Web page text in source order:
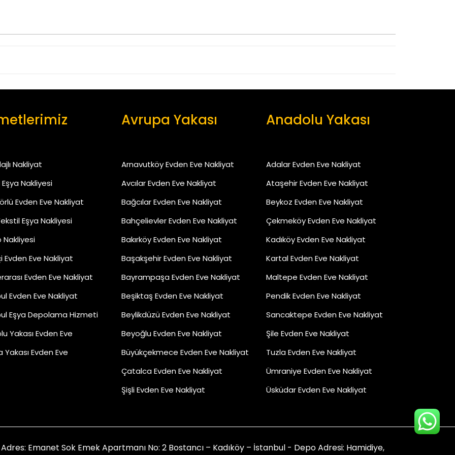
Nakliyat
Nakliyesi
Evden Eve Nakliyat
Eşya Nakliyesi
Nakliyesi
Evden Eve Nakliyat
Evden Eve Nakliyat
Evden Eve Nakliyat
Eşya Depolama Hizmeti
Yakası Evden Eve
Yakası Evden Eve
Avrupa Yakası
Arnavutköy Evden Eve Nakliyat
Avcılar Evden Eve Nakliyat
Bağcılar Evden Eve Nakliyat
Bahçelievler Evden Eve Nakliyat
Bakırköy Evden Eve Nakliyat
Başakşehir Evden Eve Nakliyat
Bayrampaşa Evden Eve Nakliyat
Beşiktaş Evden Eve Nakliyat
Beylikdüzü Evden Eve Nakliyat
Beyoğlu Evden Eve Nakliyat
Büyükçekmece Evden Eve Nakliyat
Çatalca Evden Eve Nakliyat
Şişli Evden Eve Nakliyat
Anadolu Yakası
Adalar Evden Eve Nakliyat
Ataşehir Evden Eve Nakliyat
Beykoz Evden Eve Nakliyat
Çekmeköy Evden Eve Nakliyat
Kadıköy Evden Eve Nakliyat
Kartal Evden Eve Nakliyat
Maltepe Evden Eve Nakliyat
Pendik Evden Eve Nakliyat
Sancaktepe Evden Eve Nakliyat
Şile Evden Eve Nakliyat
Tuzla Evden Eve Nakliyat
Ümraniye Evden Eve Nakliyat
Üsküdar Evden Eve Nakliyat
Emanet Sok Emek Apartmanı No: 2 Bostancı – Kadıköy – İstanbul - Depo Adresi: Hamidiye,